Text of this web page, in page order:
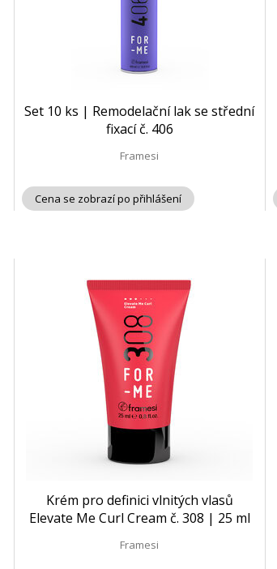
Set 10 ks | Remodelační lak se střední
fixací č. 406
Framesi
Cena se zobrazí po přihlášení
Krém pro definici vlnitých vlasů
Elevate Me Curl Cream č. 308 | 25 ml
Framesi